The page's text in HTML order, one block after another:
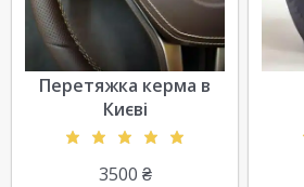
Перетяжка керма в
Києві
3500 ₴